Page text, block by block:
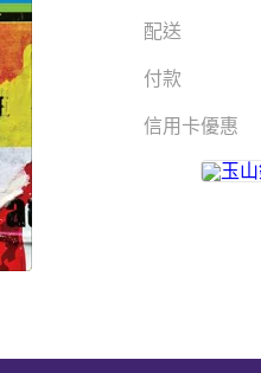
配送
付款
信用卡優惠